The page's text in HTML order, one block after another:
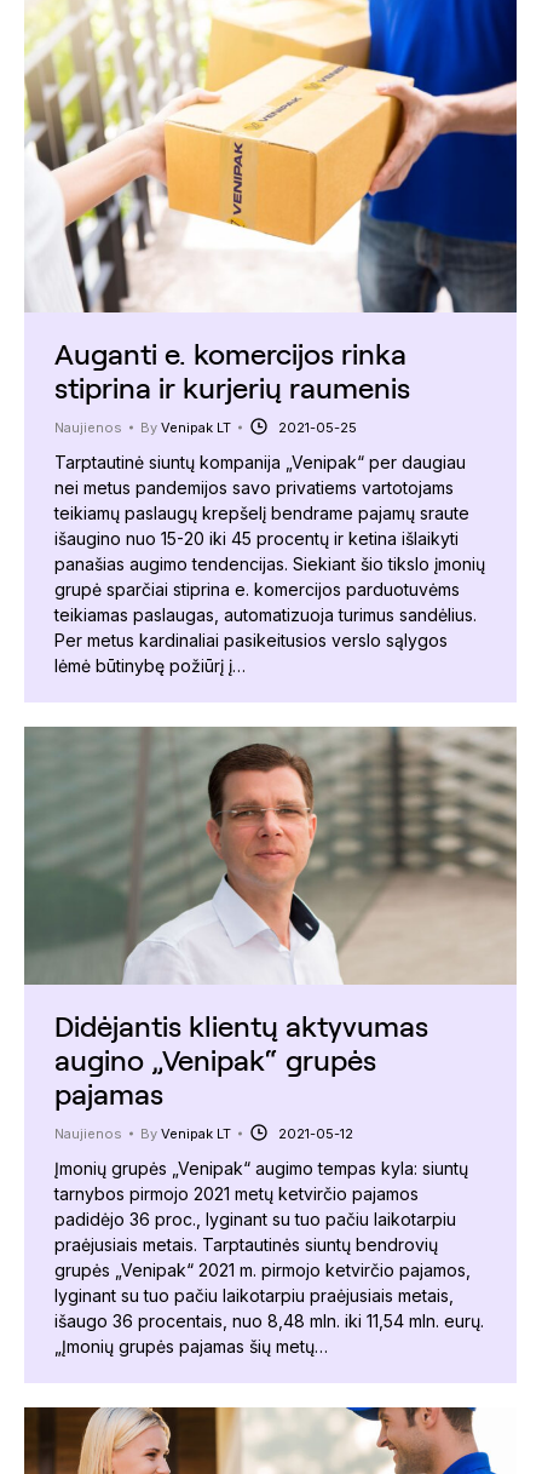
Auganti e. komercijos rinka
stiprina ir kurjerių raumenis
Naujienos By Venipak LT 2021-05-25
Tarptautinė siuntų kompanija „Venipak“ per daugiau
nei metus pandemijos savo privatiems vartotojams
teikiamų paslaugų krepšelį bendrame pajamų sraute
išaugino nuo 15-20 iki 45 procentų ir ketina išlaikyti
panašias augimo tendencijas. Siekiant šio tikslo įmonių
grupė sparčiai stiprina e. komercijos parduotuvėms
teikiamas paslaugas, automatizuoja turimus sandėlius.
Per metus kardinaliai pasikeitusios verslo sąlygos
lėmė būtinybę požiūrį į…
Didėjantis klientų aktyvumas
augino „Venipak“ grupės
pajamas
Naujienos By Venipak LT 2021-05-12
Įmonių grupės „Venipak“ augimo tempas kyla: siuntų
tarnybos pirmojo 2021 metų ketvirčio pajamos
padidėjo 36 proc., lyginant su tuo pačiu laikotarpiu
praėjusiais metais. Tarptautinės siuntų bendrovių
grupės „Venipak“ 2021 m. pirmojo ketvirčio pajamos,
lyginant su tuo pačiu laikotarpiu praėjusiais metais,
išaugo 36 procentais, nuo 8,48 mln. iki 11,54 mln. eurų.
„Įmonių grupės pajamas šių metų…